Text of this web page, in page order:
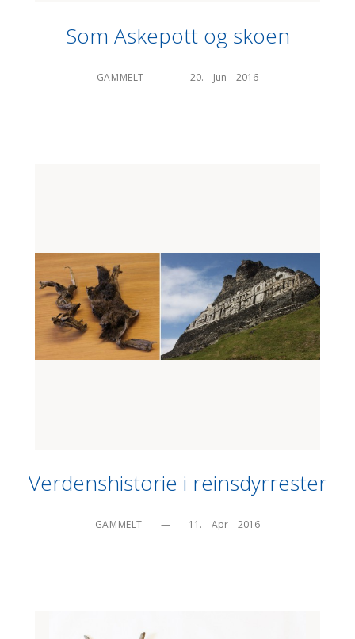
Som Askepott og skoen
GAMMELT — 20.    Jun    2016
Verdenshistorie i reinsdyrrester
GAMMELT — 11.    Apr    2016